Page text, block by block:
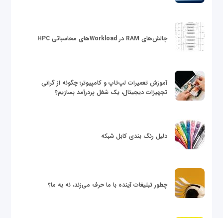
چالش‌های RAM در Workloadهای محاسباتی HPC
آموزش تعمیرات لپ‌تاپ و کامپیوتر؛ چگونه از گرانی
تجهیزات دیجیتال، یک شغل پردرآمد بسازیم؟
دلیل رنگ بندی کابل شبکه
چطور تبلیغات آینده با ما حرف می‌زند، نه به ما؟